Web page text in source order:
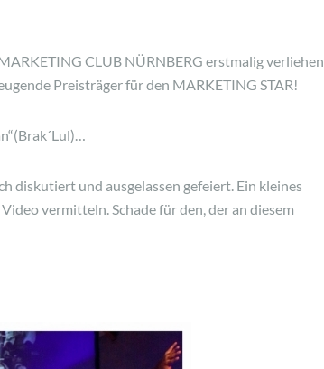
CLUB NÜRNBERG erstmalig verliehen.
Preisträger für den MARKETING STAR!
diskutiert und ausgelassen gefeiert. Ein kleines
vermitteln. Schade für den, der an diesem